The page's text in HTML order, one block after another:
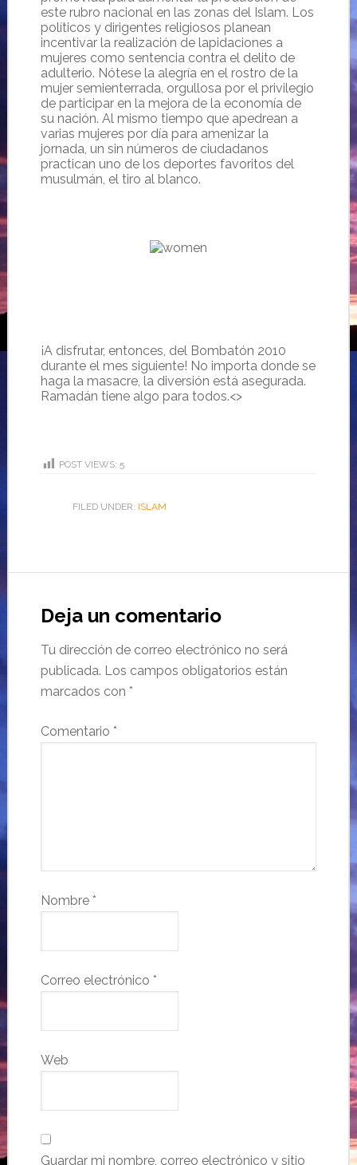
este rubro nacional en las zonas del Islam. Los
políticos y dirigentes religiosos planean
incentivar la realización de lapidaciones a
mujeres como sentencia contra el delito de
adulterio. Nótese la alegría en el rostro de la
mujer semienterrada, orgullosa por el privilegio
de participar en la mejora de la economía de
su nación. Al mismo tiempo que apedrean a
varias mujeres por día para amenizar la
jornada, un sin números de ciudadanos
practican uno de los deportes favoritos del
musulmán, el tiro al blanco.
¡A disfrutar, entonces, del Bombatón 2010
durante el mes siguiente! No importa donde se
haga la masacre, la diversión está asegurada.
Ramadán tiene algo para todos.<>
POST VIEWS: 5
FILED UNDER: ISLAM
Deja un comentario
Tu dirección de correo electrónico no será
publicada. Los campos obligatorios están
marcados con *
Comentario *
Nombre *
Correo electrónico *
Web
Guardar mi nombre, correo electrónico y sitio